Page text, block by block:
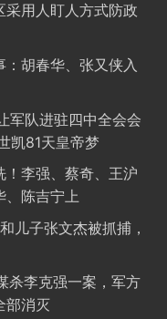
用人盯人方式防政
胡春华、张又侠入
军队进驻四中全会会
凯81天皇帝梦
！李强、蔡奇、王沪
、陈吉宁上
儿子张文杰被抓捕，
杀李克强一案，军方
部消灭